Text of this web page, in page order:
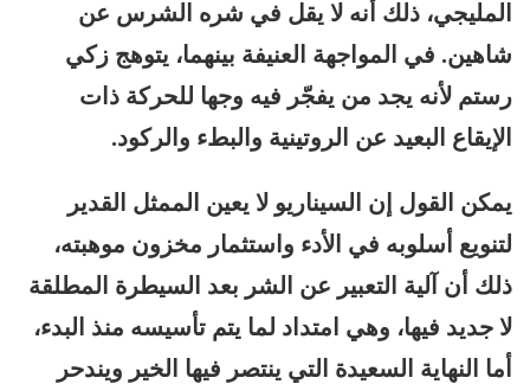
المليجي، ذلك أنه لا يقل في شره الشرس عن
شاهين. في المواجهة العنيفة بينهما، يتوهج زكي
رستم لأنه يجد من يفجّر فيه وجها للحركة ذات
الإيقاع البعيد عن الروتينية والبطء والركود.
يمكن القول إن السيناريو لا يعين الممثل القدير
لتنويع أسلوبه في الأدء واستثمار مخزون موهبته،
ذلك أن آلية التعبير عن الشر بعد السيطرة المطلقة
لا جديد فيها، وهي امتداد لما يتم تأسيسه منذ البدء،
أما النهاية السعيدة التي ينتصر فيها الخير ويندحر